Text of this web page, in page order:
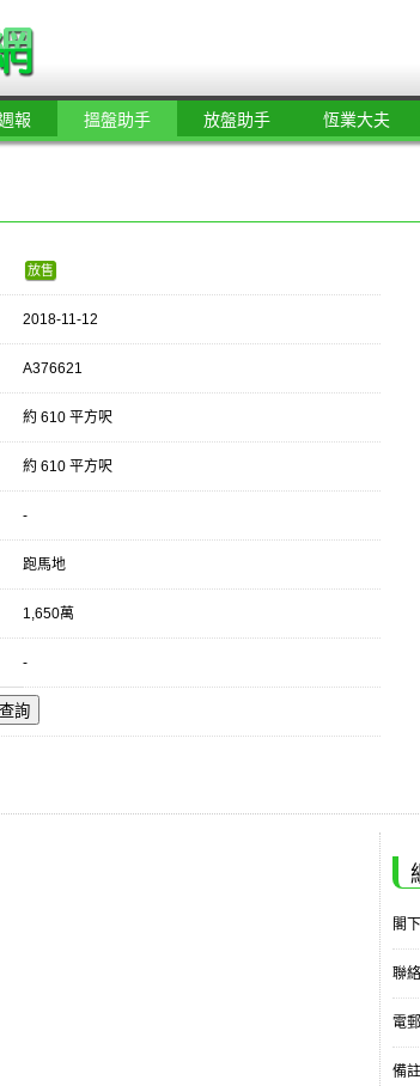
報 搵盤助手 放盤助手 恆業大夫
放售
2018-11-12
A376621
約 610 平方呎
約 610 平方呎
-
跑馬地
1,650萬
-
詢
閣
聯
電
備